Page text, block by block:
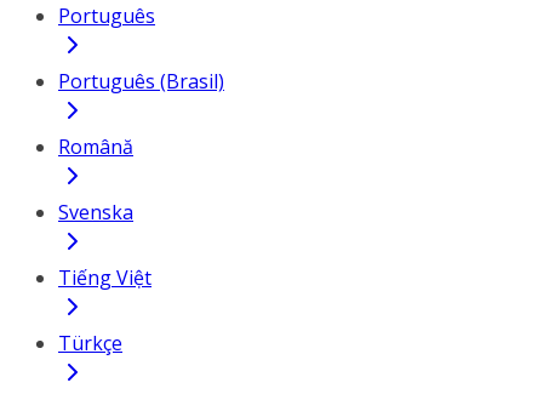
Português
Português (Brasil)
Română
Svenska
Tiếng Việt
Türkçe